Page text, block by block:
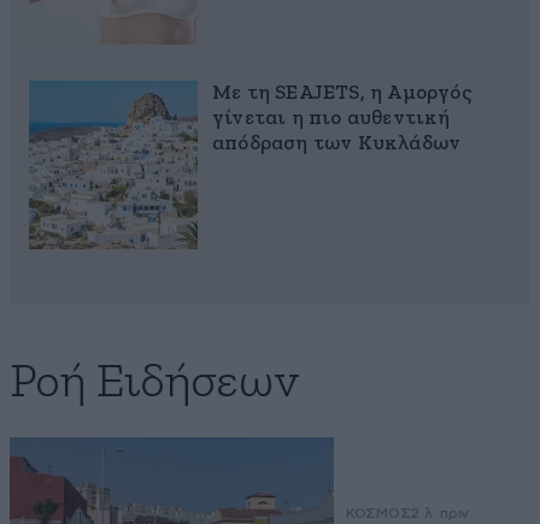
Με τη SEAJETS, η Αμοργός
γίνεται η πιο αυθεντική
απόδραση των Κυκλάδων
Ροή Ειδήσεων
ΚΟΣΜΟΣ2 λ. πριν